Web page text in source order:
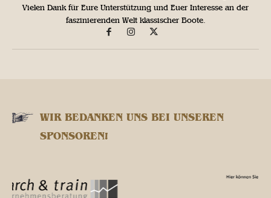
Vielen Dank für Eure Unterstützung und Euer Interesse an der
faszinierenden Welt klassischer Boote.
WIR BEDANKEN UNS BEI UNSEREN
SPONSOREN!